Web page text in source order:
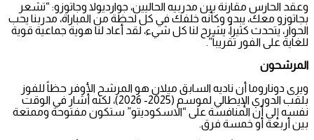
وعقد الحارس مقارنة بين مدربيه الحاليين، جوارديولا وجاتوزو: “تشعر
بجاتوزو معك، يبدو وكأنه خلفك في كل لحظة من المباراة، مدربنا يحب
الحوار، يتحدث كثيراً، يشرح لنا كل شيء، لقد أعاد لنا هوية جماعية قوية
للغاية على الفور تقريباً”.
المرشحون
ويرى دوناروما أن ناديه السابق ميلان هو المرشح الأوفر حظاً للفوز
بلقب الدوري الإيطالي لموسم (2025- 2026)، لكنه أشار في الوقت
نفسه إلى أن المنافسة على “الاسكوديتو” ستكون مفتوحة وممتعة
بين أربعة أو خمسة فرق.